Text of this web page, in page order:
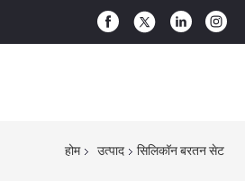
होम उत्पाद सिलिकॉन बरतन सेट